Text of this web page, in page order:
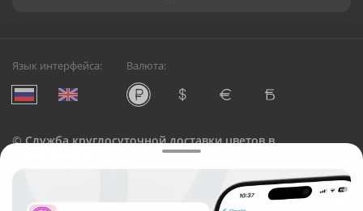
Язык интерфейса: Валюта:
©Служба круглосуточной доставки цветов в
Русский Букет, 2026
Общество с ограниченной ответственностью «Технология»